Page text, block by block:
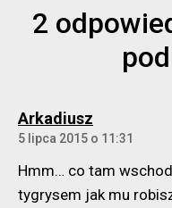
2
Arkadiusz
5 lipca 2015 o 11:31
Hmm… co tam
tygrysem jak mu